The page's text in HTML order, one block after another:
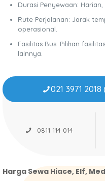
Durasi Penyewaan:
Rute Perjalanan: Jarak
operasional.
Fasilitas Bus: Pilihan
lainnya.
021 3971
0811 114 014
Harga Sewa Hiace, Elf,